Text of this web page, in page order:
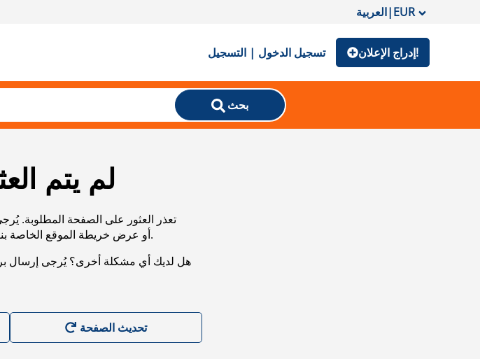
العربية|EUR
تسجيل الدخول | التسجيل إدراج الإعلان!
بحث
لم يتم
تعذر العثور على الصفحة المطلوبة.
URL، أو عرض خريطة الموقع الخاصة بنا لمساعدتك في العثور على ما تريد.
هل لديك أي مشكلة أخرى؟ يُرجى إرسال